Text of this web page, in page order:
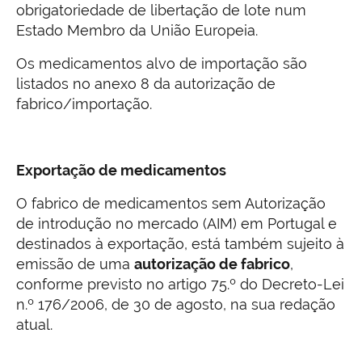
obrigatoriedade de libertação de lote num
Estado Membro da União Europeia.
Os medicamentos alvo de importação são
listados no anexo 8 da autorização de
fabrico/importação.
Exportação de medicamentos
O fabrico de medicamentos sem Autorização
de introdução no mercado (AIM) em Portugal e
destinados à exportação, está também sujeito à
emissão de uma autorização de fabrico,
conforme previsto no artigo 75.º do Decreto-Lei
n.º 176/2006, de 30 de agosto, na sua redação
atual.